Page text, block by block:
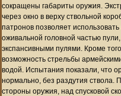
сокращены габариты оружия.
через окно в верху ствольной
патронов позволяет
оживальной головной частью
экспансивными пулями. Кроме
возможность стрельбы
водой. Испытания показали, что
нормально, без раздутия ствола.
стороны оружия, над спусковой